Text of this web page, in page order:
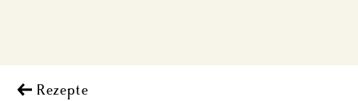
Rezepte